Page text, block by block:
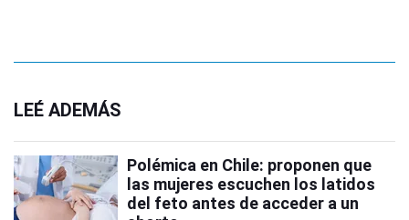
LEÉ ADEMÁS
Polémica en Chile: proponen que
las mujeres escuchen los latidos
del feto antes de acceder a un